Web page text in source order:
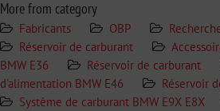
More from category
Fabricants OBP
Réservoir de carburant
BMW E36
Réservoir de carburant
d'alimentation BMW E46
Réservoir
Système de carburant BMW E9X E8X